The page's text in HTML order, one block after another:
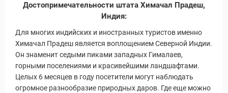
Достопримечательности штата Химачал Прадеш,
Индия:
Для многих индийских и иностранных туристов именно
Химачал Прадеш является воплощением Северной Индии.
Он знаменит седыми пиками западных Гималаев,
горными поселениями и красивейшими ландшафтами.
Целых 6 месяцев в году посетители могут наблюдать
огромное разнообразие природных даров. Где еще можно